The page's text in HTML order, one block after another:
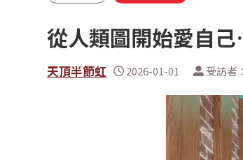
從人類圖開始愛自
天頂半節虹 2026-01-01 受訪者